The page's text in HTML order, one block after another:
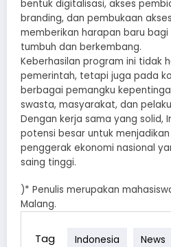
bentuk digitalisasi, akses
branding, dan pembukaan
memberikan harapan baru bagi
tumbuh dan berkembang.
Keberhasilan program ini tidak
pemerintah, tetapi juga pada
berbagai pemangku
swasta, masyarakat, dan pelaku
Dengan kerja sama yang solid,
potensi besar untuk
penggerak ekonomi nasional
saing tinggi.
)* Penulis merupakan
Malang.
Tag Indonesia News